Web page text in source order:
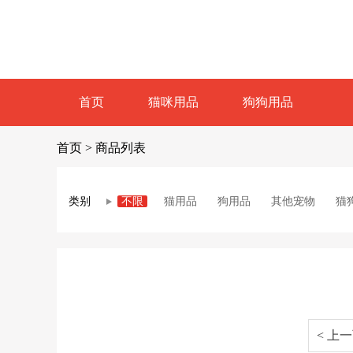
首页 猫咪用品 狗狗用品
首页 > 商品列表
类别 不限 猫用品 狗用品 其他宠物 猫
< 上